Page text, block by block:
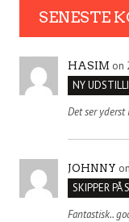
SENESTE
HASIM on
NY
Det ser
JOHNNY
SKIPPER PÅ
Fantastisk..